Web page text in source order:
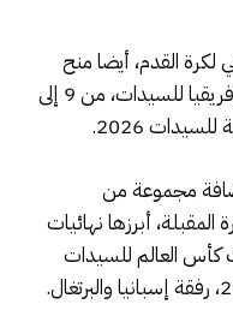
لكرة القدم، أيضا منح
المغرب تنظيم نهائيات دوري أبطال إفريقيا للسيدات، من 9 إلى
مجموعة من
المقبلة، أبرزها نهائيات
2025، ونهائيات كأس العالم للسيدات